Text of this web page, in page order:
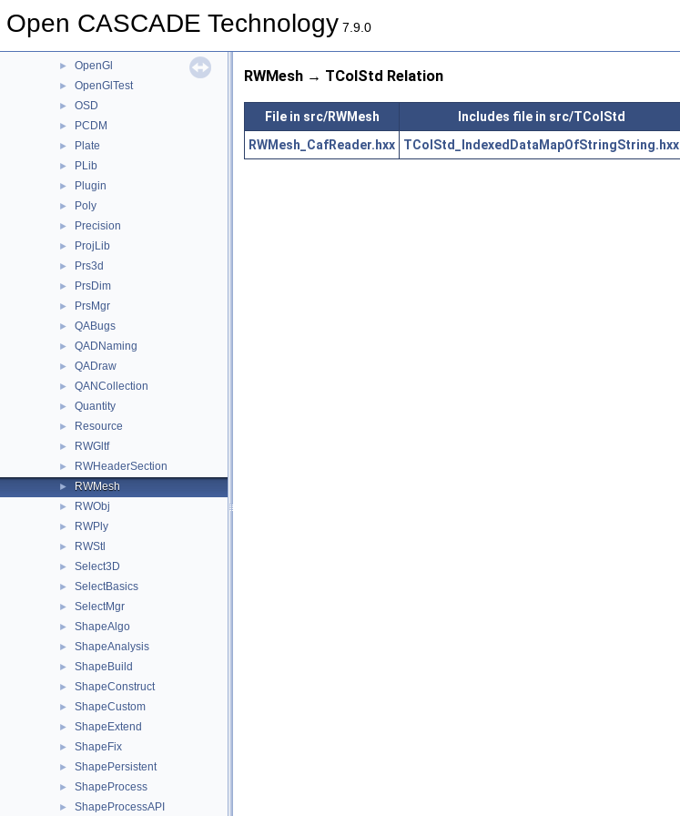
Open CASCADE Technology 7.9.0
► NCollection
► OpenGl
► OpenGlTest
► OSD
► PCDM
► Plate
► PLib
► Plugin
► Poly
► Precision
► ProjLib
► Prs3d
► PrsDim
► PrsMgr
► QABugs
► QADNaming
► QADraw
► QANCollection
► Quantity
► Resource
► RWGltf
► RWHeaderSection
► RWMesh
► RWObj
► RWPly
► RWStl
► Select3D
► SelectBasics
► SelectMgr
► ShapeAlgo
► ShapeAnalysis
► ShapeBuild
► ShapeConstruct
► ShapeCustom
► ShapeExtend
► ShapeFix
► ShapePersistent
► ShapeProcess
► ShapeProcessAPI
RWMesh → TColStd Relation
File in src/RWMesh
Includes file in src/TColStd
RWMesh_CafReader.hxx
TColStd_IndexedDataMapOfStringString.hxx